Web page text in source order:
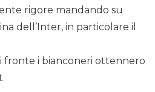
rigore mandando su
dell’Inter, in particolare il
fronte i bianconeri ottennero